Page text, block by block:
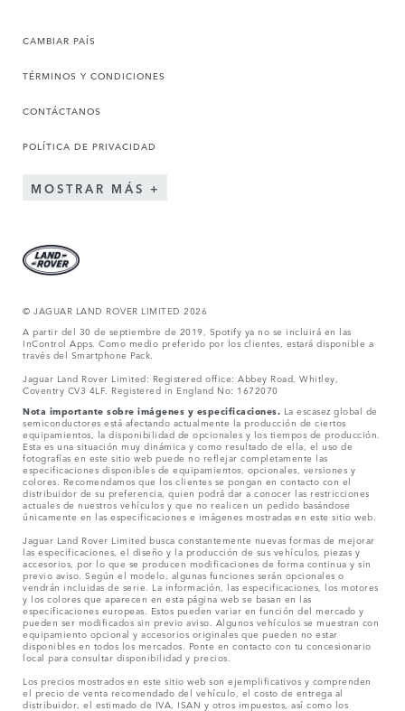
CAMBIAR PAÍS
TÉRMINOS Y CONDICIONES
CONTÁCTANOS
POLÍTICA DE PRIVACIDAD
MOSTRAR MÁS
© JAGUAR LAND ROVER LIMITED 2026
A partir del 30 de septiembre de 2019, Spotify ya no se incluirá en las
InControl Apps. Como medio preferido por los clientes, estará disponible a
través del Smartphone Pack.
Jaguar Land Rover Limited: Registered office: Abbey Road, Whitley,
Coventry CV3 4LF. Registered in England No: 1672070
Nota importante sobre imágenes y especificaciones. La escasez global de
semiconductores está afectando actualmente la producción de ciertos
equipamientos, la disponibilidad de opcionales y los tiempos de producción.
Esta es una situación muy dinámica y como resultado de ella, el uso de
fotografías en este sitio web puede no reflejar completamente las
especificaciones disponibles de equipamientos, opcionales, versiones y
colores. Recomendamos que los clientes se pongan en contacto con el
distribuidor de su preferencia, quien podrá dar a conocer las restricciones
actuales de nuestros vehículos y que no realicen un pedido basándose
únicamente en las especificaciones e imágenes mostradas en este sitio web.
Jaguar Land Rover Limited busca constantemente nuevas formas de mejorar
las especificaciones, el diseño y la producción de sus vehículos, piezas y
accesorios, por lo que se producen modificaciones de forma continua y sin
previo aviso. Según el modelo, algunas funciones serán opcionales o
vendrán incluidas de serie. La información, las especificaciones, los motores
y los colores que aparecen en esta página web se basan en las
especificaciones europeas. Estos pueden variar en función del mercado y
pueden ser modificados sin previo aviso. Algunos vehículos se muestran con
equipamiento opcional y accesorios originales que pueden no estar
disponibles en todos los mercados. Ponte en contacto con tu concesionario
local para consultar disponibilidad y precios.
Los precios mostrados en este sitio web son ejemplificativos y comprenden
el precio de venta recomendado del vehículo, el costo de entrega al
distribuidor, el estimado de IVA, ISAN y otros impuestos, así como los